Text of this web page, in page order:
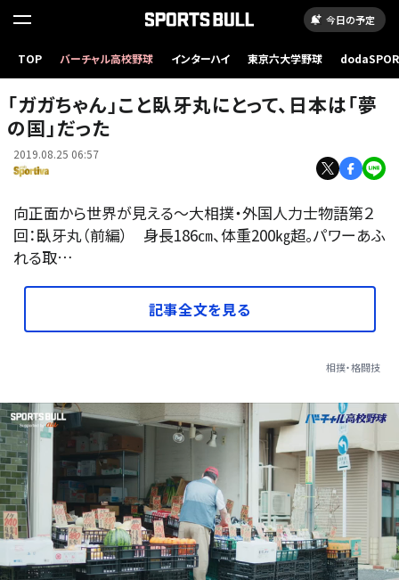
今日の予定
TOP バーチャル高校野球 インターハイ 東京六大学野球
「ガガちゃん」こと臥牙丸にとって、日本は「夢
の国」だった
2019.08.25 06:57
向正面から世界が見える～大相撲・外国人力士物語第２
回：臥牙丸（前編） 身長186㎝、体重200㎏超。パワーあふ
れる取…
記事全文を見る
相撲・格闘技